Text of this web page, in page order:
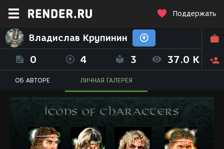
Поддержать
Владислав Крупинин
0 4 3 37.0 K
ОБ АВТОРЕ ЛИЧНАЯ ГАЛЕРЕЯ